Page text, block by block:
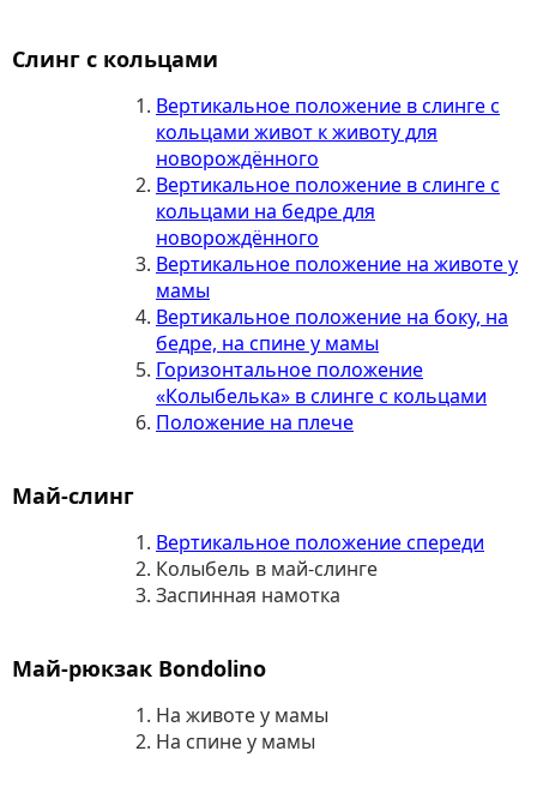
Слинг с кольцами
Вертикальное положение в слинге с
кольцами живот к животу для
новорождённого
Вертикальное положение в слинге с
кольцами на бедре для
новорождённого
Вертикальное положение на животе у
мамы
Вертикальное положение на боку, на
бедре, на спине у мамы
Горизонтальное положение
«Колыбелька» в слинге с кольцами
Положение на плече
Май-слинг
Вертикальное положение спереди
Колыбель в май-слинге
Заспинная намотка
Май-рюкзак Bondolino
На животе у мамы
На спине у мамы